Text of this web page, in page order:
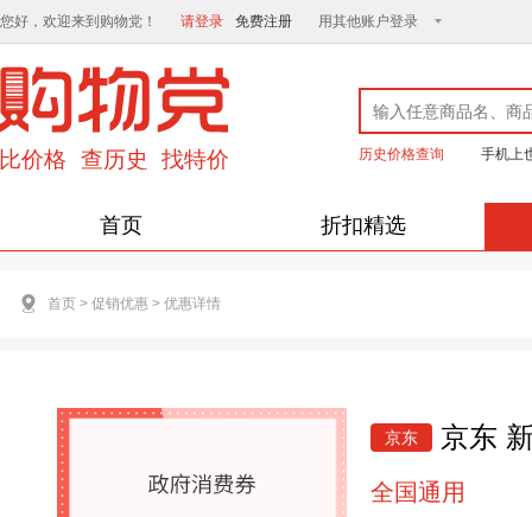
您好，欢迎来到购物党！ 请登录 免费注册 用其他账户登录
历史价格查询 手机上
首页 折扣精选
首页 > 促销优惠 > 优惠详情
京东 京东
全国通用